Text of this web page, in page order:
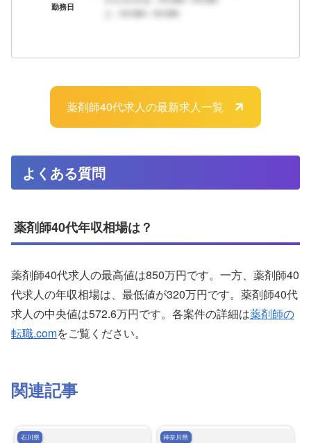
現在23店舗を展開しており、内訳は大阪府に17（大阪市
市1）、京都市伏見区に1となっている。店構えは赤を基調
阪市内の某店舗では瀟洒なデザインの店舗や、コスメや女
性向け雑貨を中心としたものも展開しております。
当社の新店舗（くすりばこ）がグッドデザイン賞にも受賞
勤務日
土：HH:MM～HH:MM
薬剤師40代求人の最新求人一覧
よくある質問
薬剤師40代年収相場は？
薬剤師40代求人の最高値は850万円です。一方、薬剤師40
代求人の年収相場は、最低値が320万円です。薬剤師40代
求人の中央値は572.6万円です。各案件の詳細は薬剤師の
転職.comをご覧ください。
関連記事
石川県 神奈川県